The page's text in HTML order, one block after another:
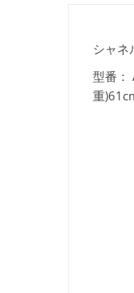
シャネ
型番：
重